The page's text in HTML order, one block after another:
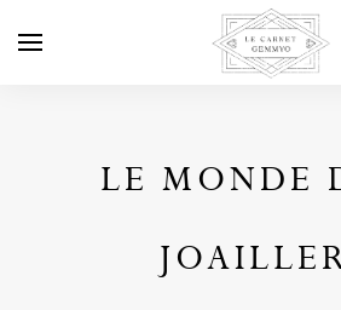
LE MONDE